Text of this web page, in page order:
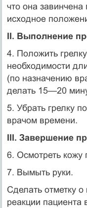
что она завинчена
исходное
II. Выполнение
4. Положить
необходимости
(по назначению
делать 15—20
5. Убрать грелку
врачом времени.
III. Завершение
6. Осмотреть кожу
7. Вымыть руки.
Сделать отметку
реакции пациента